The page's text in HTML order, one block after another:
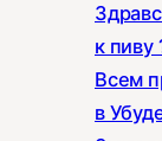
к пиву
Всем
в